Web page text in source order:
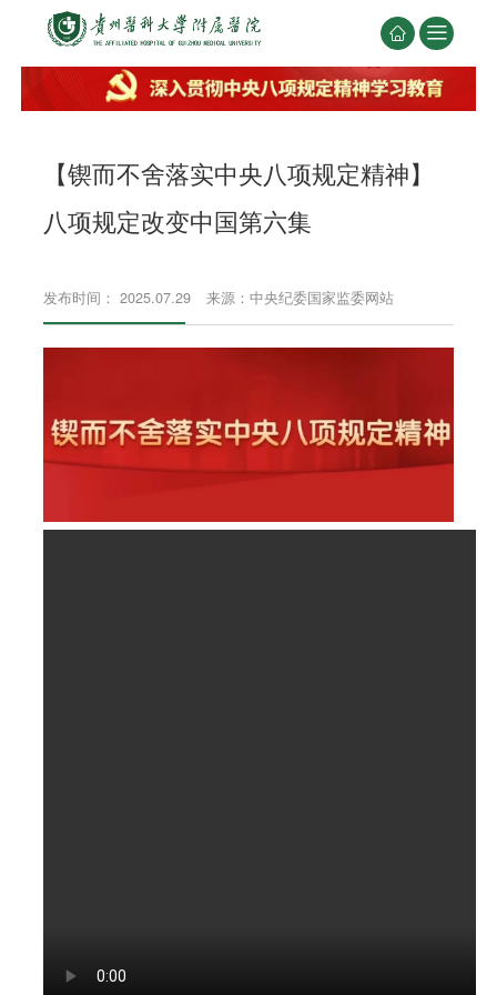
 
【锲而不舍落实中央八项规定精神】
八项规定改变中国第六集
发布时间： 2025.07.29 来源：中央纪委国家监委网站